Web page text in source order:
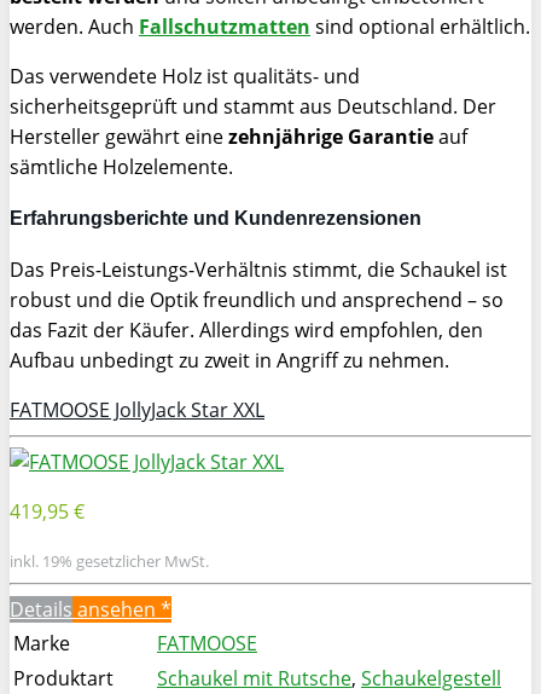
werden. Auch Fallschutzmatten sind optional erhältlich.
Das verwendete Holz ist qualitäts- und
sicherheitsgeprüft und stammt aus Deutschland. Der
Hersteller gewährt einezehnjährige Garantieauf
sämtliche Holzelemente.
Erfahrungsberichte und Kundenrezensionen
Das Preis-Leistungs-Verhältnis stimmt, die Schaukel ist
robust und die Optik freundlich und ansprechend – so
das Fazit der Käufer. Allerdings wird empfohlen, den
Aufbau unbedingt zu zweit in Angriff zu nehmen.
FATMOOSE JollyJack Star XXL
419,95 €
inkl. 19% gesetzlicher MwSt.
Details ansehen *
Marke
FATMOOSE
Produktart
Schaukel mit Rutsche, Schaukelgestell